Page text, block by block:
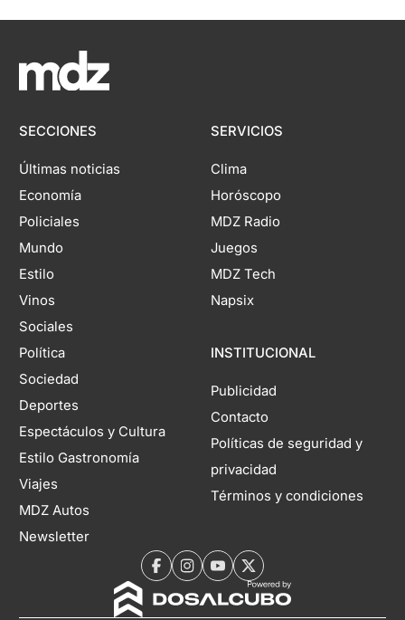
SECCIONES
Últimas noticias
Economía
Policiales
Mundo
Estilo
Vinos
Sociales
Política
Sociedad
Deportes
Espectáculos y Cultura
Estilo Gastronomía
Viajes
MDZ Autos
Newsletter
SERVICIOS
Clima
Horóscopo
MDZ Radio
Juegos
MDZ Tech
Napsix
INSTITUCIONAL
Publicidad
Contacto
Políticas de seguridad y
privacidad
Términos y condiciones